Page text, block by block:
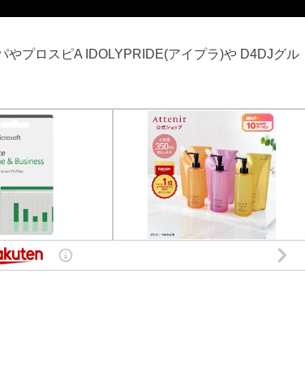
プロスピA IDOLYPRIDE(アイプラ)や D4DJグル